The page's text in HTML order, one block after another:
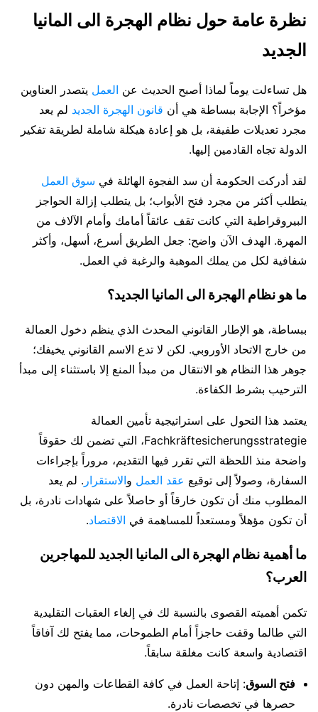
نظرة عامة حول نظام الهجرة الى المانيا
الجديد
هل تساءلت يوماً لماذا أصبح الحديث عن العمل يتصدر العناوين
مؤخراً؟ الإجابة ببساطة هي أن قانون الهجرة الجديد لم يعد
مجرد تعديلات طفيفة، بل هو إعادة هيكلة شاملة لطريقة تفكير
الدولة تجاه القادمين إليها.
لقد أدركت الحكومة أن سد الفجوة الهائلة في سوق العمل
يتطلب أكثر من مجرد فتح الأبواب؛ بل يتطلب إزالة الحواجز
البيروقراطية التي كانت تقف عائقاً أمامك وأمام الآلاف من
المهرة. الهدف الآن واضح: جعل الطريق أسرع، أسهل، وأكثر
شفافية لكل من يملك الموهبة والرغبة في العمل.
ما هو نظام الهجرة الى المانيا الجديد؟
ببساطة، هو الإطار القانوني المحدث الذي ينظم دخول العمالة
من خارج الاتحاد الأوروبي. لكن لا تدع الاسم القانوني يخيفك؛
جوهر هذا النظام هو الانتقال من مبدأ المنع إلا باستثناء إلى مبدأ
الترحيب بشرط الكفاءة.
يعتمد هذا التحول على استراتيجية تأمين العمالة
Fachkräftesicherungsstrategie، التي تضمن لك حقوقاً
واضحة منذ اللحظة التي تقرر فيها التقديم، مروراً بإجراءات
السفارة، وصولاً إلى توقيع عقد العمل والاستقرار . لم يعد
المطلوب منك أن تكون خارقاً أو حاصلاً على شهادات نادرة، بل
أن تكون مؤهلاً ومستعداً للمساهمة في الاقتصاد.
ما أهمية نظام الهجرة الى المانيا الجديد للمهاجرين
العرب؟
تكمن أهميته القصوى بالنسبة لك في إلغاء العقبات التقليدية
التي طالما وقفت حاجزاً أمام الطموحات، مما يفتح لك آفاقاً
اقتصادية واسعة كانت مغلقة سابقاً.
فتح السوق: إتاحة العمل في كافة القطاعات والمهن دون
حصرها في تخصصات نادرة.